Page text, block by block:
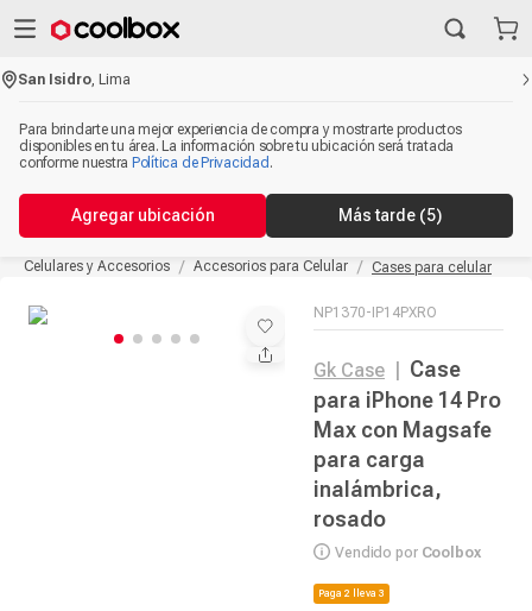
San Isidro ,Lima
Para brindarte una mejor experiencia de compra y mostrarte productos
disponibles en tu área. La información sobre tu ubicación será tratada
conforme nuestra Política de Privacidad .
Agregar ubicación Más tarde (5)
Celulares y Accesorios Accesorios para Celular Cases para celular
NP1370-IP14PXRO
Gk Case
Case
para iPhone 14 Pro
Max con Magsafe
para carga
inalámbrica,
rosado
Vendido por Coolbox
Paga 2 lleva 3